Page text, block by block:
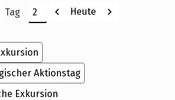
Tag
Monat
Tag
Jahr
Zurück
Heute Weiter
Aktionstag
Exkursion